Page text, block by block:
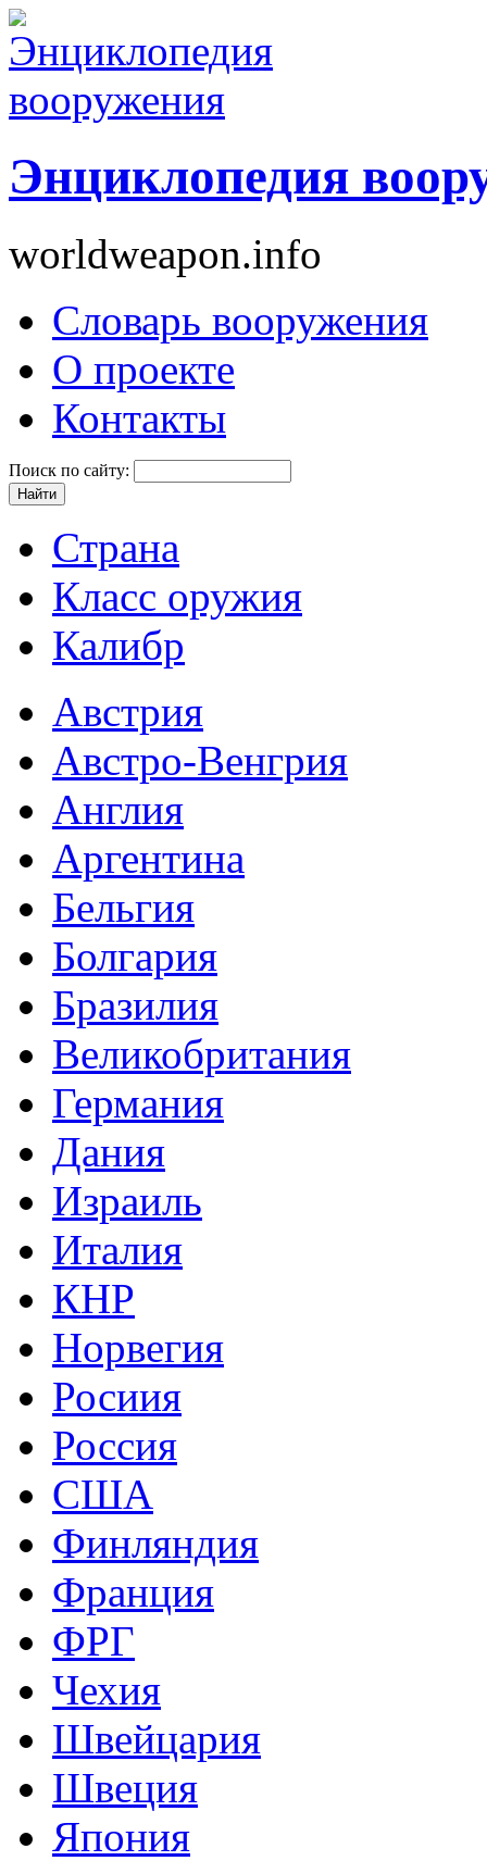
Энциклопедия
worldweapon.info
Словарь вооружения
О проекте
Контакты
Поиск по сайту:
Страна
Класс оружия
Калибр
Австрия
Австро-Венгрия
Англия
Аргентина
Бельгия
Болгария
Бразилия
Великобритания
Германия
Дания
Израиль
Италия
КНР
Норвегия
Росиия
Россия
США
Финляндия
Франция
ФРГ
Чехия
Швейцария
Швеция
Япония